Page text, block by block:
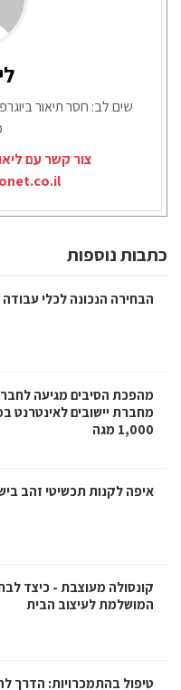
שים לב: חסר תיאור
צור קשר עם
כתבות נוספות
הבחירה הנכונה לכלי
מחברת יישובים לאינטרנט
1,000 מגה
איפה לקנות תכשיטי זהב
קונסולה מעוצבת - כיצד
המושלמת לעיצוב הבית
טיפול בהתמכרויות: הדרך